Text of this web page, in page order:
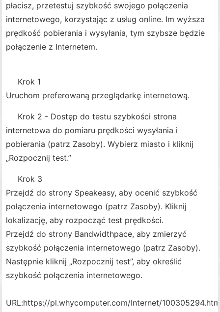
płacisz, przetestuj szybkość swojego połączenia
internetowego, korzystając z usług online. Im wyższa
prędkość pobierania i wysyłania, tym szybsze będzie
połączenie z Internetem.
Krok 1
Uruchom preferowaną przeglądarkę internetową.
Krok 2 - Dostęp do testu szybkości strona
internetowa do pomiaru prędkości wysyłania i
pobierania (patrz Zasoby). Wybierz miasto i kliknij
„Rozpocznij test.”
Krok 3
Przejdź do strony Speakeasy, aby ocenić szybkość
połączenia internetowego (patrz Zasoby). Kliknij
lokalizację, aby rozpocząć test prędkości.
Przejdź do strony Bandwidthpace, aby zmierzyć
szybkość połączenia internetowego (patrz Zasoby).
Następnie kliknij „Rozpocznij test”, aby określić
szybkość połączenia internetowego.
URL:https://pl.whycomputer.com/Internet/